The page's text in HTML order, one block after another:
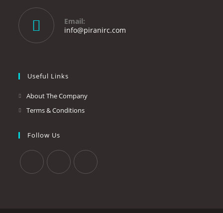
application
Email:
info@piranirc.com
Useful Links
About The Company
Terms & Conditions
Follow Us